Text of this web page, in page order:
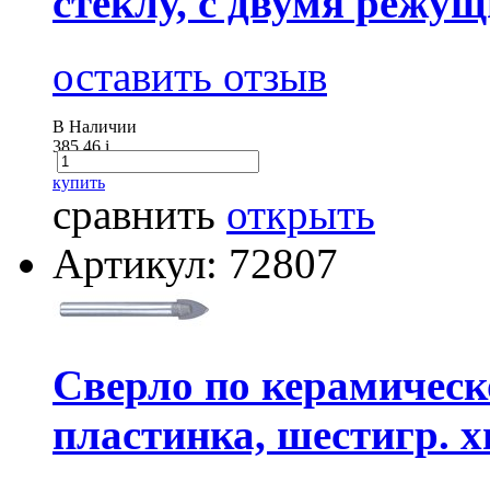
оставить отзыв
В Наличии
385.46i
купить
сравнить открыть
Артикул: 72807
Сверло по
пластинка, шестигр.